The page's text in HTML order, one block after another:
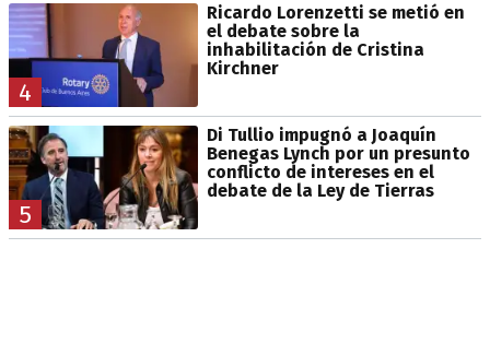
4
Ricardo Lorenzetti se metió en
el debate sobre la
inhabilitación de Cristina
Kirchner
5
Di Tullio impugnó a Joaquín
Benegas Lynch por un presunto
conflicto de intereses en el
debate de la Ley de Tierras